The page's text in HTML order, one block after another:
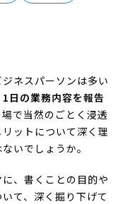
ネスパーソンは多い
1日の業務内容を報告
で当然のごとく浸透
ットについて深く理
いでしょうか。
、書くことの目的や
て、深く掘り下げて